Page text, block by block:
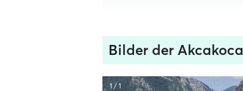
Bilder der Akcakoca
1 / 1